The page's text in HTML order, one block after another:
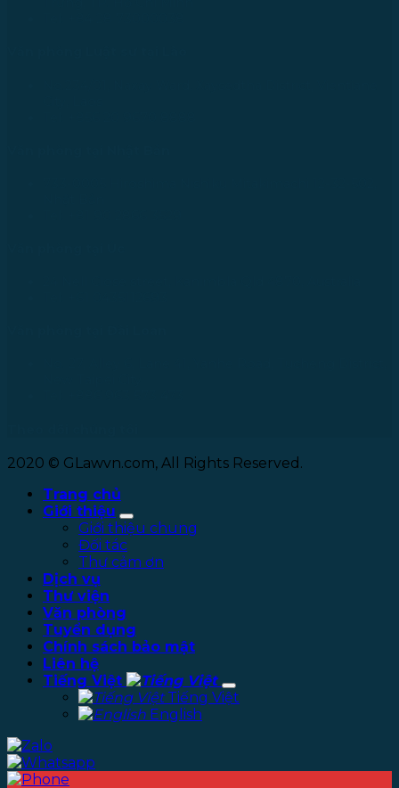
2020 © GLawvn.com, All Rights Reserved.
Trang chủ
Giới thiệu
Giới thiệu chung
Đối tác
Thư cảm ơn
Dịch vụ
Thư viện
Văn phòng
Tuyển dụng
Chính sách bảo mật
Liên hệ
Tiếng Việt
Tiếng Việt
English